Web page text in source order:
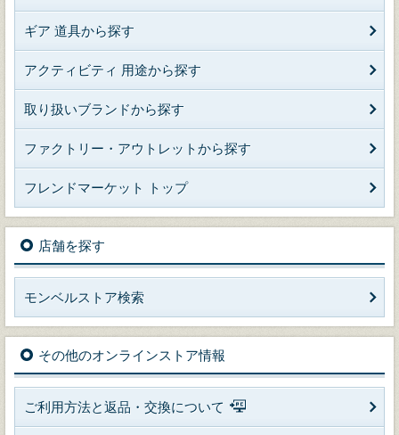
ギア 道具から探す
アクティビティ 用途から探す
取り扱いブランドから探す
ファクトリー・アウトレットから探す
フレンドマーケット トップ
店舗を探す
モンベルストア検索
その他のオンラインストア情報
ご利用方法と返品・交換について